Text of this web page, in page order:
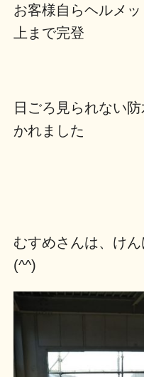
お客様自らヘルメ
上まで完登
日ごろ見られない
かれました
むすめさんは、け
(^^)